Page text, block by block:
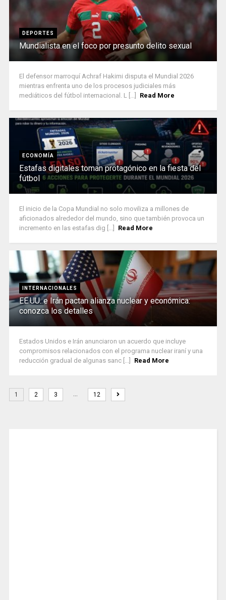
DEPORTES
Mundialista en el foco por presunto delito sexual
El defensor marroquí Achraf Hakimi disputa el Mundial 2026
mientras enfrenta uno de los procesos judiciales más
mediáticos del fútbol internacional. L [...]
Read More
ECONOMÍA
Estafas digitales toman protagónico en la fiesta del
fútbol
El inicio de la Copa Mundial no solo moviliza a millones de
aficionados alrededor del mundo, sino que también provoca un
incremento en las estafas dig [...]
Read More
INTERNACIONALES
EE.UU. e Irán pactan alianza nuclear y económica:
conozca los detalles
Estados Unidos e Irán anunciaron un acuerdo que incluye
compromisos relacionados con el programa nuclear iraní y una
reducción gradual de algunas sanc [...]
Read More
1 2 3 … 12